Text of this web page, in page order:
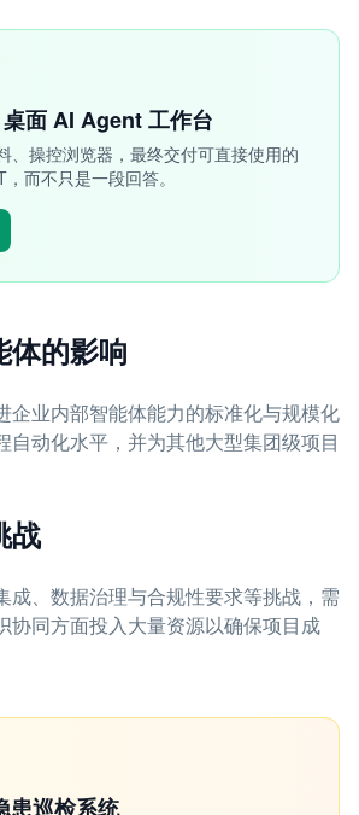
面 AI Agent 工作台
、操控浏览器，最终交付可直接使用的
而不只是一段回答。
体的影响
企业内部智能体能力的标准化与规模化
自动化水平，并为其他大型集团级项目
战
成、数据治理与合规性要求等挑战，需
协同方面投入大量资源以确保项目成
患巡检系统